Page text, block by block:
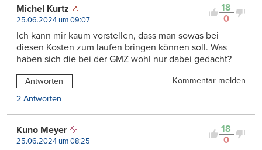
18
0
Michel Kurtz
25.06.2024 um 09:07
Ich kann mir kaum vorstellen, dass man sowas bei
diesen Kosten zum laufen bringen können soll. Was
haben sich die bei der GMZ wohl nur dabei gedacht?
Antworten
Kommentar melden
2 Antworten
18
0
Kuno Meyer
25.06.2024 um 08:25